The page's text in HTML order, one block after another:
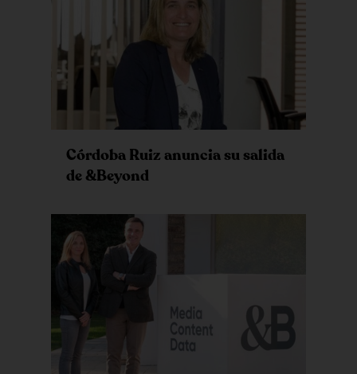
Córdoba Ruiz anuncia su salida
de &Beyond